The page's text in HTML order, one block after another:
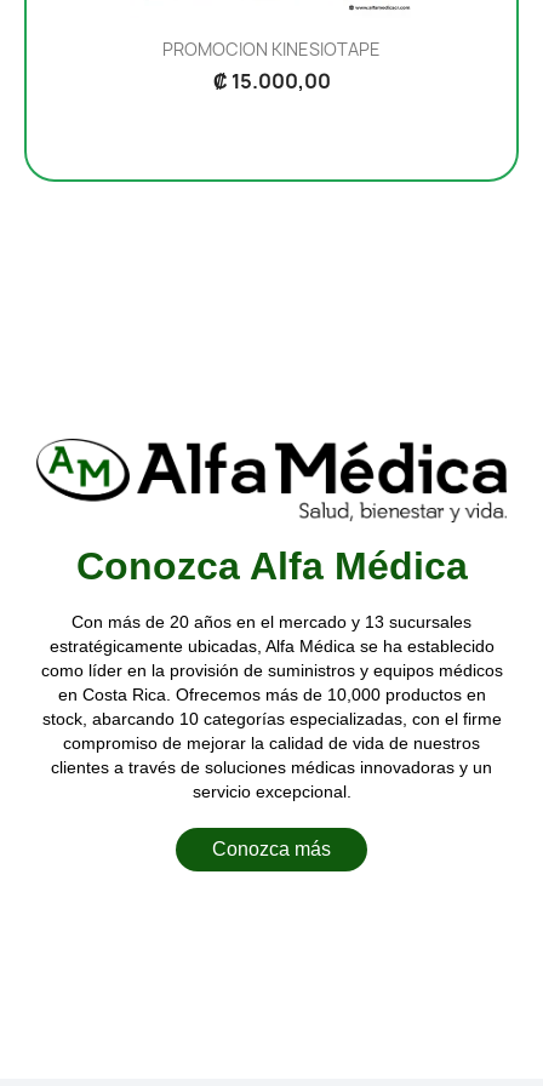
PROMOCION KINESIOTAPE
₡ 15.000,00
Conozca Alfa Médica
Con más de 20 años en el mercado y 13 sucursales
estratégicamente ubicadas, Alfa Médica se ha establecido
como líder en la provisión de suministros y equipos médicos
en Costa Rica. Ofrecemos más de 10,000 productos en
stock, abarcando 10 categorías especializadas, con el firme
compromiso de mejorar la calidad de vida de nuestros
clientes a través de soluciones médicas innovadoras y un
servicio excepcional.
Conozca más